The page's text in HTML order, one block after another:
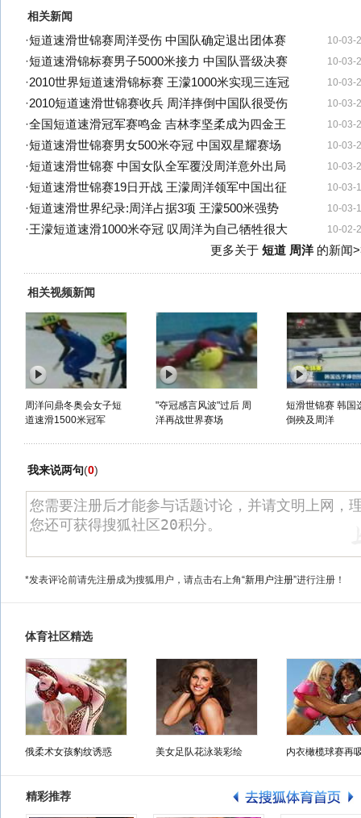
相关新闻
10-03-
·短道速滑世锦赛周洋受伤 中国队确定退出团体赛
10-03-
·短道速滑锦标赛男子5000米接力 中国队晋级决赛
10-03-
·2010世界短道速滑锦标赛 王濛1000米实现三连冠
10-03-
·2010短道速滑世锦赛收兵 周洋摔倒中国队很受伤
10-03-
·全国短道速滑冠军赛鸣金 吉林李坚柔成为四金王
10-03-
·短道速滑世锦赛男女500米夺冠 中国双星耀赛场
10-03-
·短道速滑世锦赛 中国女队全军覆没周洋意外出局
10-03-
·短道速滑世锦赛19日开战 王濛周洋领军中国出征
10-03-
·短道速滑世界纪录:周洋占据3项 王濛500米强势
10-02-
·王濛短道速滑1000米夺冠 叹周洋为自己牺牲很大
更多关于 短道 周洋的新闻
相关视频新闻
周洋问鼎冬奥会女子短
道速滑1500米冠军
"夺冠感言风波"过后 周
洋再战世界赛场
短滑世锦赛 韩国
倒殃及周洋
我来说两句(0)
*发表评论前请先注册成为搜狐用户，请点击右上角“新用户注册”进行注册！
体育社区精选
俄柔术女孩豹纹诱惑 美女足队花泳装彩绘 内衣橄榄球赛再
精彩推荐